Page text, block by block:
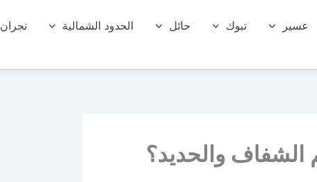
عسير تبوك حائل الحدود الشمالية
نجران
الشفاف والحديد؟